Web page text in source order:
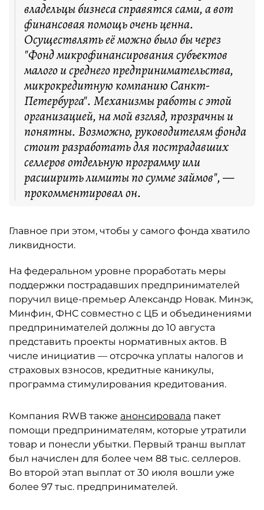
владельцы бизнеса справятся сами, а вот
финансовая помощь очень ценна.
Осуществлять её можно было бы через
"Фонд микрофинансирования субъектов
малого и среднего предпринимательства,
микрокредитную компанию Санкт-
Петербурга". Механизмы работы с этой
организацией, на мой взгляд, прозрачны и
понятны. Возможно, руководителям фонда
стоит разработать для пострадавших
селлеров отдельную программу или
расширить лимиты по сумме займов", —
прокомментировал он.
Главное при этом, чтобы у самого фонда хватило
ликвидности.
На федеральном уровне проработать меры
поддержки пострадавших предпринимателей
поручил вице-премьер Александр Новак. Минэк,
Минфин, ФНС совместно с ЦБ и объединениями
предпринимателей должны до 10 августа
представить проекты нормативных актов. В
числе инициатив — отсрочка уплаты налогов и
страховых взносов, кредитные каникулы,
программа стимулирования кредитования.
Компания RWB также анонсировала пакет
помощи предпринимателям, которые утратили
товар и понесли убытки. Первый транш выплат
был начислен для более чем 88 тыс. селлеров.
Во второй этап выплат от 30 июля вошли уже
более 97 тыс. предпринимателей.